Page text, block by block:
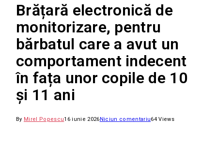
Brățară electronică de
monitorizare, pentru
bărbatul care a avut un
comportament indecent
în fața unor copile de 10
și 11 ani
By Mirel Popescu16 iunie 2026Niciun comentariu64Views